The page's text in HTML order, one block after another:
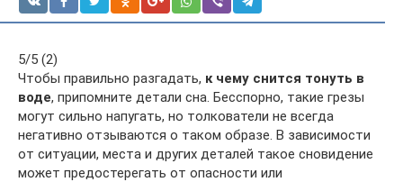
5/5 (2)
Чтобы правильно разгадать, к чему снится тонуть в
воде, припомните детали сна. Бесспорно, такие грезы
могут сильно напугать, но толкователи не всегда
негативно отзываются о таком образе. В зависимости
от ситуации, места и других деталей такое сновидение
может предостерегать от опасности или